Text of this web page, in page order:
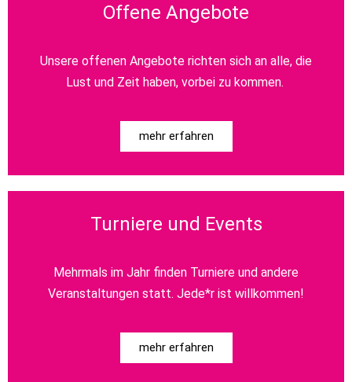
Offene Angebote
Unsere offenen Angebote richten sich an alle, die
Lust und Zeit haben, vorbei zu kommen.
mehr erfahren
Turniere und Events
Mehrmals im Jahr finden Turniere und andere
Veranstaltungen statt. Jede*r ist willkommen!
mehr erfahren